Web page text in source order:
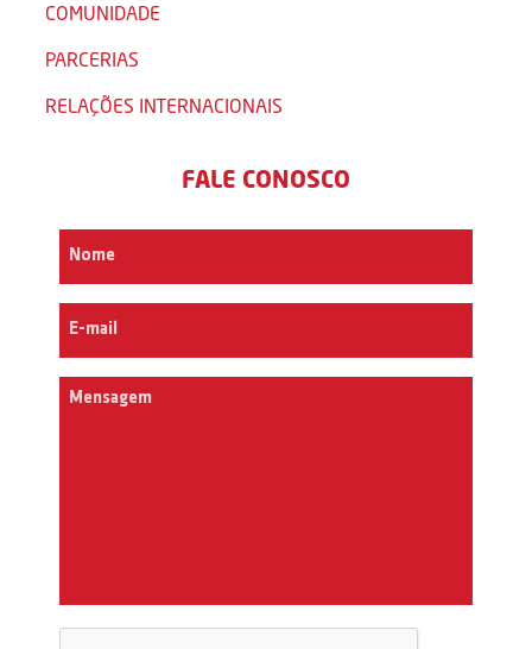
COMUNIDADE
PARCERIAS
RELAÇÕES INTERNACIONAIS
FALE CONOSCO